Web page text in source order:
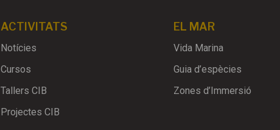
ACTIVITATS
Notícies
Cursos
Tallers CIB
Projectes CIB
EL MAR
Vida Marina
Guia d’espècies
Zones d’Immersió